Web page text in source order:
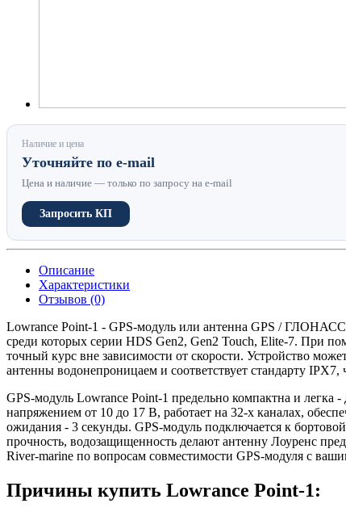
Наличие и цена
Уточняйте по e-mail
Цена и наличие — только по запросу на e-mail
Запросить КП
Описание
Характеристики
Отзывов (0)
Lowrance Point-1 - GPS-модуль или антенна GPS /
среди которых серии HDS Gen2, Gen2 Touch, Elite-7. При
точный курс вне зависимости от скорости. Устройство
антенны водонепроницаем и соответствует стандарту
GPS-модуль Lowrance Point-1 предельно компактна и легка
напряжением от 10 до 17 В, работает на 32-х каналах,
ожидания - 3 секунды. GPS-модуль подключается к
прочность, водозащищенность делают антенну Лоуренс
River-marine по вопросам совместимости GPS-модуля с
Причины купить Lowrance Point-1: